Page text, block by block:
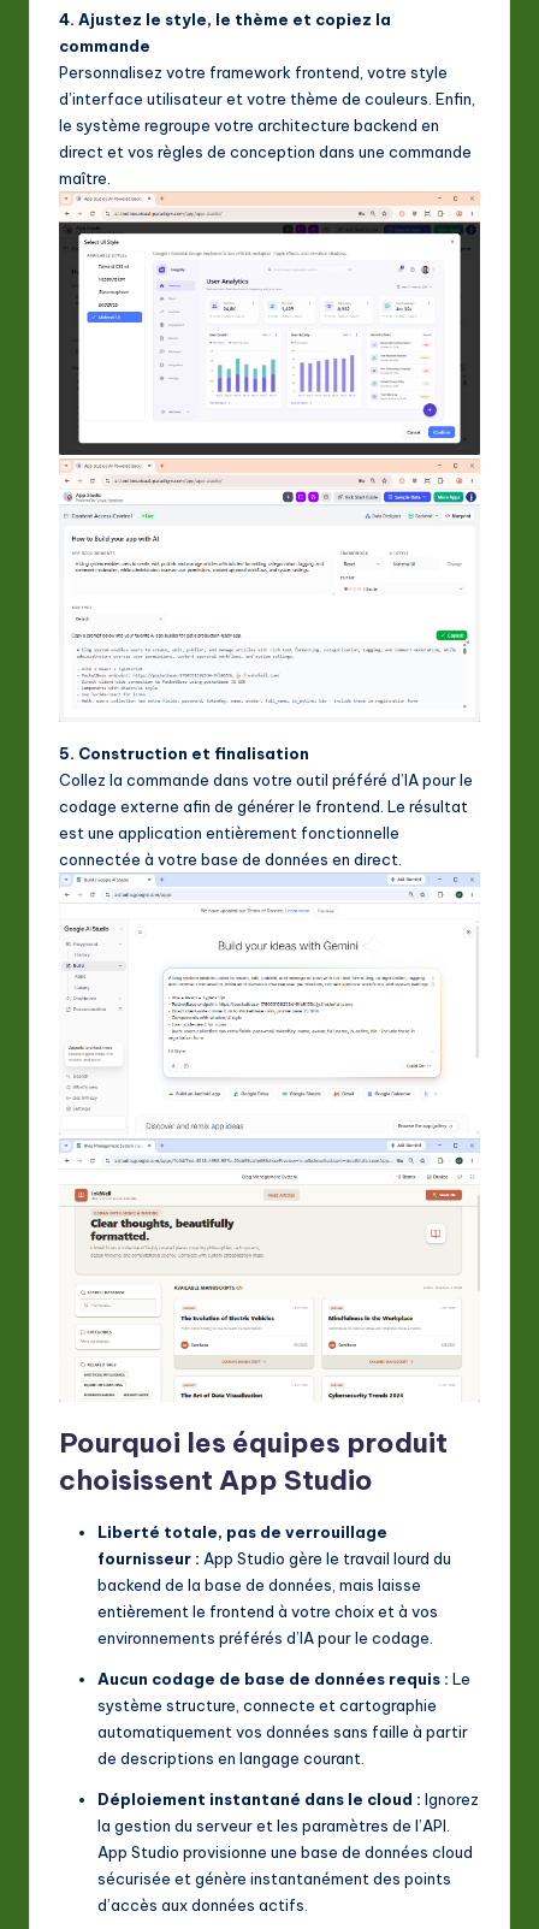
4. Ajustez le style, le thème et copiez la
commande
Personnalisez votre framework frontend, votre style
d’interface utilisateur et votre thème de couleurs. Enfin,
le système regroupe votre architecture backend en
direct et vos règles de conception dans une commande
maître.
5. Construction et finalisation
Collez la commande dans votre outil préféré d’IA pour le
codage externe afin de générer le frontend. Le résultat
est une application entièrement fonctionnelle
connectée à votre base de données en direct.
Pourquoi les équipes produit
choisissent App Studio
Liberté totale, pas de verrouillage
fournisseur : App Studio gère le travail lourd du
backend de la base de données, mais laisse
entièrement le frontend à votre choix et à vos
environnements préférés d’IA pour le codage.
Aucun codage de base de données requis : Le
système structure, connecte et cartographie
automatiquement vos données sans faille à partir
de descriptions en langage courant.
Déploiement instantané dans le cloud : Ignorez
la gestion du serveur et les paramètres de l’API.
App Studio provisionne une base de données cloud
sécurisée et génère instantanément des points
d’accès aux données actifs.